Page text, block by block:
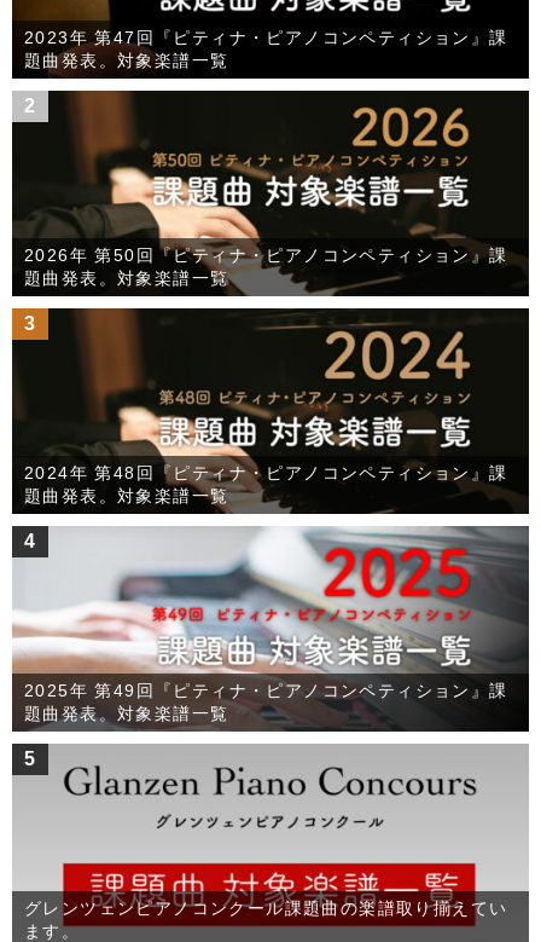
2023年 第47回『ピティナ・ピアノコンペティション』課
題曲発表。対象楽譜一覧
2
2026年 第50回『ピティナ・ピアノコンペティション』課
題曲発表。対象楽譜一覧
3
2024年 第48回『ピティナ・ピアノコンペティション』課
題曲発表。対象楽譜一覧
4
2025年 第49回『ピティナ・ピアノコンペティション』課
題曲発表。対象楽譜一覧
5
グレンツェンピアノコンクール課題曲の楽譜取り揃えてい
ます。